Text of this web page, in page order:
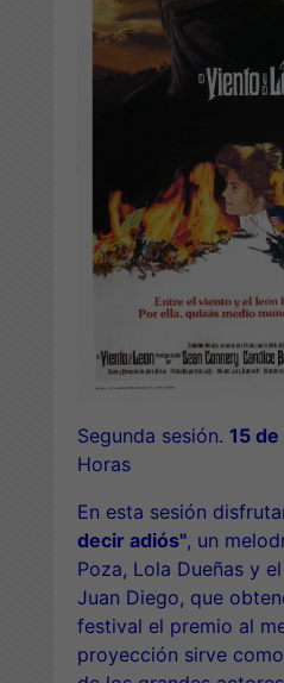
Segunda sesión. 15
Horas
En esta sesión
decir adiós", un
Poza, Lola Dueñas y
Juan Diego, que
festival el premio al
proyección sirve